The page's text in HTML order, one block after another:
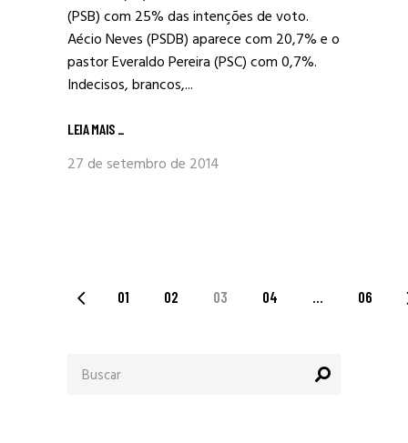
(PSB) com 25% das intenções de voto.
Aécio Neves (PSDB) aparece com 20,7% e o
pastor Everaldo Pereira (PSC) com 0,7%.
Indecisos, brancos,...
LEIA MAIS _
27 de setembro de 2014
PAGINAÇÃO
POSTS
01 02 03 04 … 06
por: